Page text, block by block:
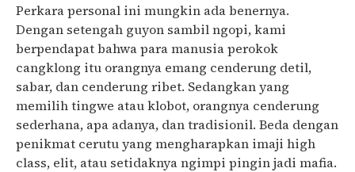
Perkara personal ini mungkin ada benernya.
Dengan setengah guyon sambil ngopi, kami
berpendapat bahwa para manusia perokok
cangklong itu orangnya emang cenderung detil,
sabar, dan cenderung ribet. Sedangkan yang
memilih tingwe atau klobot, orangnya cenderung
sederhana, apa adanya, dan tradisionil. Beda dengan
penikmat cerutu yang mengharapkan imaji high
class, elit, atau setidaknya ngimpi pingin jadi mafia.